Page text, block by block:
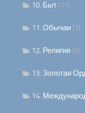
10. Быт (11)
11. Обычаи (7)
12. Религия (5)
13. Золотая
14.